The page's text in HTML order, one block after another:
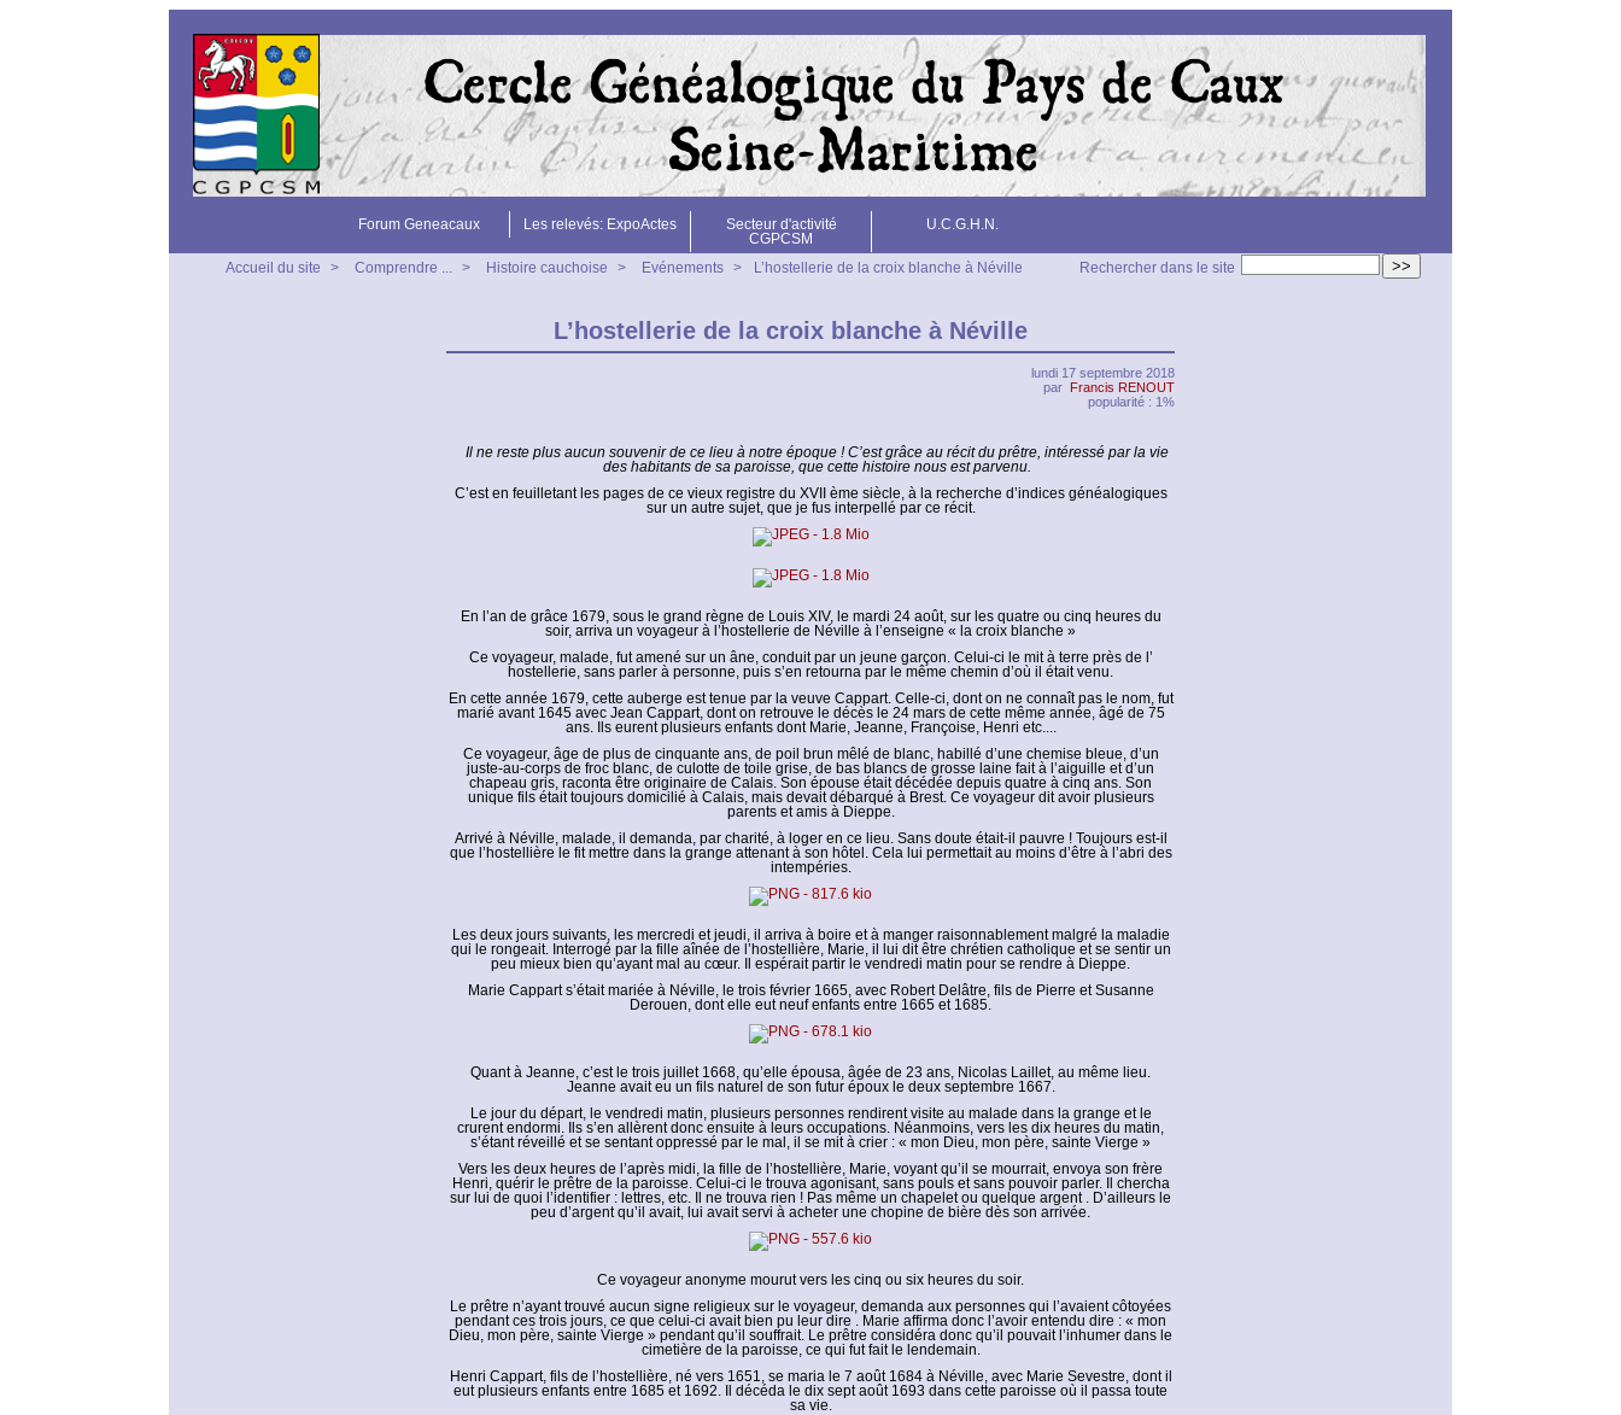
Forum Geneacaux Les relevés: ExpoActes
Secteur d'activité
CGPCSM
U.C.G.H.N.
>>
Rechercher dans le site
Accueil du site > Comprendre ... > Histoire cauchoise > Evénements > L’hostellerie de la croix blanche à Néville
L’hostellerie de la croix blanche à Néville
lundi 17 septembre 2018
par Francis RENOUT
popularité : 1%
Il ne reste plus aucun souvenir de ce lieu à notre époque ! C’est grâce au récit du prêtre, intéressé par la vie
des habitants de sa paroisse, que cette histoire nous est parvenu.
C’est en feuilletant les pages de ce vieux registre du XVII ème siècle, à la recherche d’indices généalogiques
sur un autre sujet, que je fus interpellé par ce récit.
En l’an de grâce 1679, sous le grand règne de Louis XIV, le mardi 24 août, sur les quatre ou cinq heures du
soir, arriva un voyageur à l’hostellerie de Néville à l’enseigne « la croix blanche »
Ce voyageur, malade, fut amené sur un âne, conduit par un jeune garçon. Celui-ci le mit à terre près de l’
hostellerie, sans parler à personne, puis s’en retourna par le même chemin d’où il était venu.
En cette année 1679, cette auberge est tenue par la veuve Cappart. Celle-ci, dont on ne connaît pas le nom, fut
marié avant 1645 avec Jean Cappart, dont on retrouve le décès le 24 mars de cette même année, âgé de 75
ans. Ils eurent plusieurs enfants dont Marie, Jeanne, Françoise, Henri etc....
Ce voyageur, âge de plus de cinquante ans, de poil brun mêlé de blanc, habillé d’une chemise bleue, d’un
juste-au-corps de froc blanc, de culotte de toile grise, de bas blancs de grosse laine fait à l’aiguille et d’un
chapeau gris, raconta être originaire de Calais. Son épouse était décédée depuis quatre à cinq ans. Son
unique fils était toujours domicilié à Calais, mais devait débarqué à Brest. Ce voyageur dit avoir plusieurs
parents et amis à Dieppe.
Arrivé à Néville, malade, il demanda, par charité, à loger en ce lieu. Sans doute était-il pauvre ! Toujours est-il
que l’hostellière le fit mettre dans la grange attenant à son hôtel. Cela lui permettait au moins d’être à l’abri des
intempéries.
Les deux jours suivants, les mercredi et jeudi, il arriva à boire et à manger raisonnablement malgré la maladie
qui le rongeait. Interrogé par la fille aînée de l’hostellière, Marie, il lui dit être chrétien catholique et se sentir un
peu mieux bien qu’ayant mal au cœur. Il espérait partir le vendredi matin pour se rendre à Dieppe.
Marie Cappart s’était mariée à Néville, le trois février 1665, avec Robert Delâtre, fils de Pierre et Susanne
Derouen, dont elle eut neuf enfants entre 1665 et 1685.
Quant à Jeanne, c’est le trois juillet 1668, qu’elle épousa, âgée de 23 ans, Nicolas Laillet, au même lieu.
Jeanne avait eu un fils naturel de son futur époux le deux septembre 1667.
Le jour du départ, le vendredi matin, plusieurs personnes rendirent visite au malade dans la grange et le
crurent endormi. Ils s’en allèrent donc ensuite à leurs occupations. Néanmoins, vers les dix heures du matin,
s’étant réveillé et se sentant oppressé par le mal, il se mit à crier : « mon Dieu, mon père, sainte Vierge »
Vers les deux heures de l’après midi, la fille de l’hostellière, Marie, voyant qu’il se mourrait, envoya son frère
Henri, quérir le prêtre de la paroisse. Celui-ci le trouva agonisant, sans pouls et sans pouvoir parler. Il chercha
sur lui de quoi l’identifier : lettres, etc. Il ne trouva rien ! Pas même un chapelet ou quelque argent . D’ailleurs le
peu d’argent qu’il avait, lui avait servi à acheter une chopine de bière dès son arrivée.
Ce voyageur anonyme mourut vers les cinq ou six heures du soir.
Le prêtre n’ayant trouvé aucun signe religieux sur le voyageur, demanda aux personnes qui l’avaient côtoyées
pendant ces trois jours, ce que celui-ci avait bien pu leur dire . Marie affirma donc l’avoir entendu dire : « mon
Dieu, mon père, sainte Vierge » pendant qu’il souffrait. Le prêtre considéra donc qu’il pouvait l’inhumer dans le
cimetière de la paroisse, ce qui fut fait le lendemain.
Henri Cappart, fils de l’hostellière, né vers 1651, se maria le 7 août 1684 à Néville, avec Marie Sevestre, dont il
eut plusieurs enfants entre 1685 et 1692. Il décéda le dix sept août 1693 dans cette paroisse où il passa toute
sa vie.